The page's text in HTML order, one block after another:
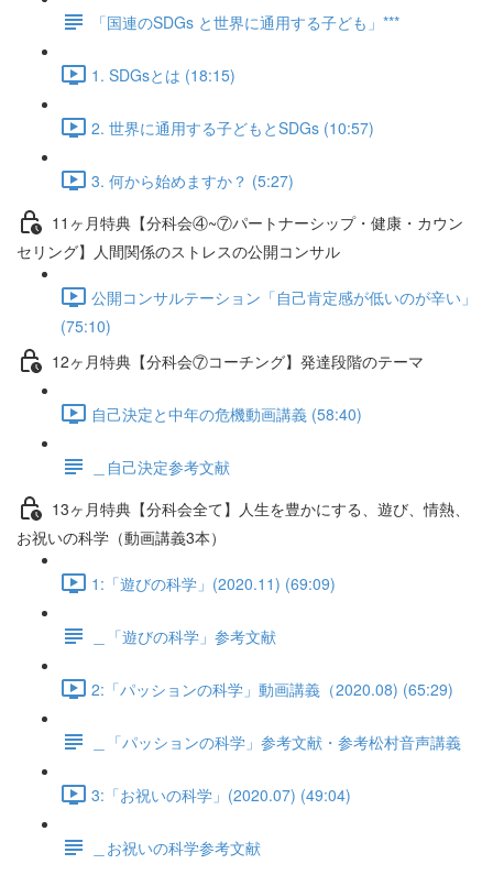
「国連のSDGs と世界に通用する子ども」***
1. SDGsとは (18:15)
2. 世界に通用する子どもとSDGs (10:57)
3. 何から始めますか？ (5:27)
11ヶ月特典【分科会④~⑦パートナーシップ・健康・カウン
セリング】人間関係のストレスの公開コンサル
公開コンサルテーション「自己肯定感が低いのが辛い」
(75:10)
12ヶ月特典【分科会⑦コーチング】発達段階のテーマ
自己決定と中年の危機動画講義 (58:40)
＿自己決定参考文献
13ヶ月特典【分科会全て】人生を豊かにする、遊び、情熱、
お祝いの科学（動画講義3本）
1:「遊びの科学」(2020.11) (69:09)
＿「遊びの科学」参考文献
2:「パッションの科学」動画講義（2020.08) (65:29)
＿「パッションの科学」参考文献・参考松村音声講義
3:「お祝いの科学」(2020.07) (49:04)
＿お祝いの科学参考文献